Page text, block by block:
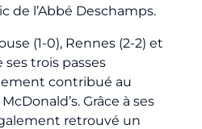
de l’Abbé Deschamps.
(1-0), Rennes (2-2) et
ses trois passes
contribué au
Grâce à ses
retrouvé un